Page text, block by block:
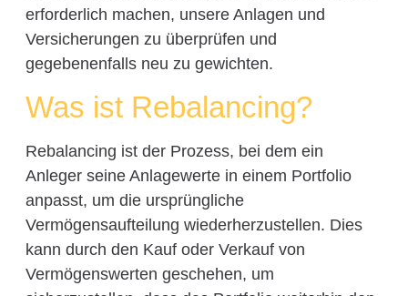
erforderlich machen, unsere Anlagen und
Versicherungen zu überprüfen und
gegebenenfalls neu zu gewichten.
Was ist Rebalancing?
Rebalancing ist der Prozess, bei dem ein
Anleger seine Anlagewerte in einem Portfolio
anpasst, um die ursprüngliche
Vermögensaufteilung wiederherzustellen. Dies
kann durch den Kauf oder Verkauf von
Vermögenswerten geschehen, um